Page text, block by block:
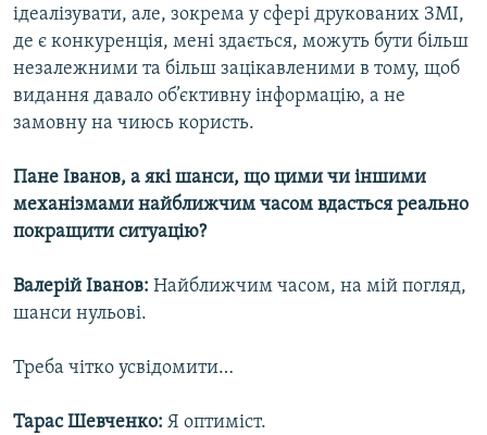
ідеалізувати, але, зокрема у сфері друкованих ЗМІ,
де є конкуренція, мені здається, можуть бути більш
незалежними та більш зацікавленими в тому, щоб
видання давало об’єктивну інформацію, а не
замовну на чиюсь користь.
Пане Іванов, а які шанси, що цими чи іншими
механізмами найближчим часом вдасться реально
покращити ситуацію?
Валерій Іванов: Найближчим часом, на мій погляд,
шанси нульові.
Треба чітко усвідомити…
Тарас Шевченко: Я оптиміст.